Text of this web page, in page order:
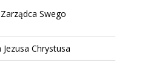
Swego
Chrystusa